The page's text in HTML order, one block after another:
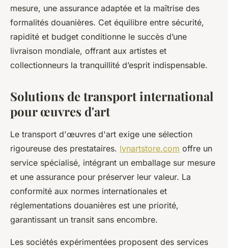
Lana•22 septembre 2025 •5 min de lecture
mesure, une assurance adaptée et la maîtrise des
formalités douanières. Cet équilibre entre sécurité,
rapidité et budget conditionne le succès d’une
livraison mondiale, offrant aux artistes et
collectionneurs la tranquillité d’esprit indispensable.
Solutions de transport international
pour œuvres d'art
Le transport d'œuvres d'art exige une sélection
rigoureuse des prestataires. lynartstore.com offre un
service spécialisé, intégrant un emballage sur mesure
et une assurance pour préserver leur valeur. La
conformité aux normes internationales et
réglementations douanières est une priorité,
garantissant un transit sans encombre.
Les sociétés expérimentées proposent des services